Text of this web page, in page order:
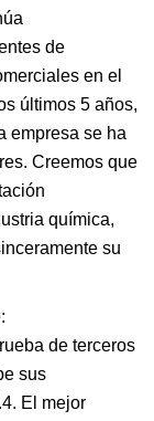
de
en el
últimos 5 años,
empresa se ha
Creemos que
química,
su
de terceros
sus
El mejor